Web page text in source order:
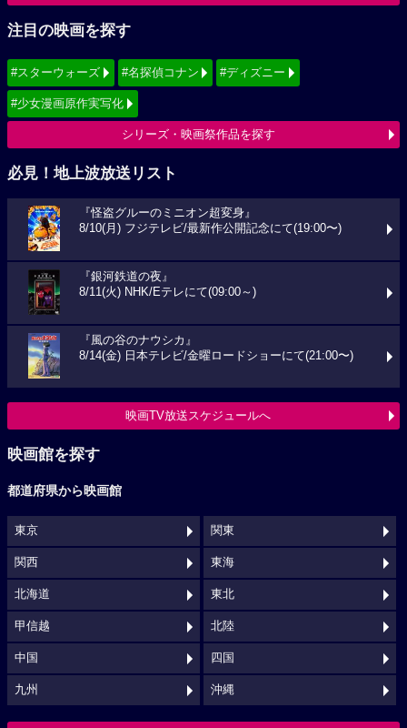
注目の映画を探す
#スターウォーズ #名探偵コナン #ディズニー
#少女漫画原作実写化
シリーズ・映画祭作品を探す
必見！地上波放送リスト
『怪盗グルーのミニオン超変身』
8/10(月) フジテレビ/最新作公開記念にて(19:00〜)
『銀河鉄道の夜』
8/11(火) NHK/Eテレにて(09:00～)
『風の谷のナウシカ』
8/14(金) 日本テレビ/金曜ロードショーにて(21:00〜)
映画TV放送スケジュールへ
映画館を探す
都道府県から映画館
東京 関東
関西 東海
北海道 東北
甲信越 北陸
中国 四国
九州 沖縄